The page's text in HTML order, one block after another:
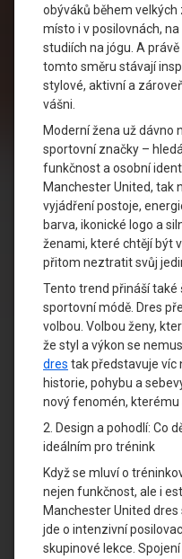
obýváků během
místo i v posilovnách,
studiích na jógu. A
tomto směru stávají
stylové, aktivní a
vášni.
Moderní žena už dávno
sportovní značky –
funkčnost a osobní
Manchester United, tak
vyjádření postoje,
barva, ikonické logo a
ženami, které chtějí být
přitom neztratit svůj
Tento trend přináší také
sportovní módě. Dres
volbou. Volbou ženy,
že styl a výkon se
dres tak představuje víc
historie, pohybu a
nový fenomén, kterému
2. Design a pohodlí: Co
ideálním pro trénink
Když se mluví o
nejen funkčnost, ale i
Manchester United
jde o intenzivní
skupinové lekce.